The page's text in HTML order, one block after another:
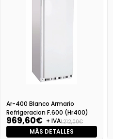
Ar-400 Blanco Armario
Refrigeracion F.600 (Hr400)
969,60€ + IVA1.212,00€
MÁS DETALLES